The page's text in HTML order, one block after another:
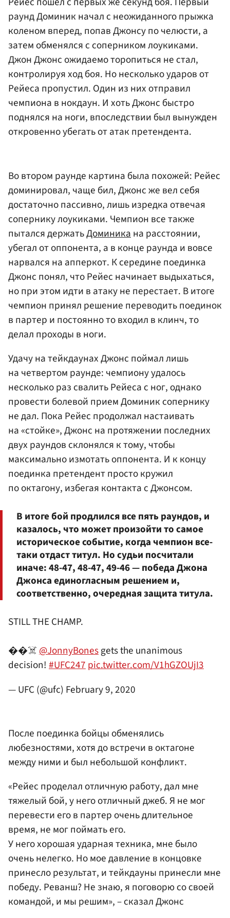
раунд Доминик начал с неожиданного прыжка
коленом вперед, попав Джонсу по челюсти, а
затем обменялся с соперником лоукиками.
Джон Джонс ожидаемо торопиться не стал,
контролируя ход боя. Но несколько ударов от
Рейеса пропустил. Один из них отправил
чемпиона в нокдаун. И хоть Джонс быстро
поднялся на ноги, впоследствии был вынужден
откровенно убегать от атак претендента.
Во втором раунде картина была похожей: Рейес
доминировал, чаще бил, Джонс же вел себя
достаточно пассивно, лишь изредка отвечая
сопернику лоукиками. Чемпион все также
пытался держатьДоминика на расстоянии,
убегал от оппонента, а в конце раунда и вовсе
нарвался на апперкот. К середине поединка
Джонс понял, что Рейес начинает выдыхаться,
но при этом идти в атаку не перестает. В итоге
чемпион принял решение переводить поединок
в партер и постоянно то входил в клинч, то
делал проходы в ноги.
Удачу на тейкдаунах Джонс поймал лишь
на четвертом раунде: чемпиону удалось
несколько раз свалить Рейеса с ног, однако
провести болевой прием Доминик сопернику
не дал. Пока Рейес продолжал настаивать
на «стойке», Джонс на протяжении последних
двух раундов склонялся к тому, чтобы
максимально измотать оппонента. И к концу
поединка претендент просто кружил
по октагону, избегая контакта с Джонсом.
В итоге бой продлился все пять раундов, и
казалось, что может произойти то самое
историческое событие, когда чемпион все-
таки отдаст титул. Но судьи посчитали
иначе: 48-47, 48-47, 49-46 — победа Джона
Джонса единогласным решением и,
соответственно, очередная защита титула.
STILL THE CHAMP.
��☠️@JonnyBonesgets the unanimous
decision! #UFC247pic.twitter.com/V1hGZOUjI3
— UFC (@ufc) February 9, 2020
После поединка бойцы обменялись
любезностями, хотя до встречи в октагоне
между ними и был небольшой конфликт.
«Рейес проделал отличную работу, дал мне
тяжелый бой, у него отличный джеб. Я не мог
перевести его в партер очень длительное
время, не мог поймать его.
У него хорошая ударная техника, мне было
очень нелегко. Но мое давление в концовке
принесло результат, и тейкдауны принесли мне
победу. Реванш? Не знаю, я поговорю со своей
командой, и мы решим», – сказал Джонс